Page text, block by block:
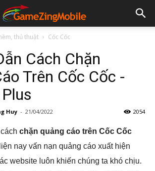
thủ thuật Cốc Cốc
Cách Chặn
Trên Cốc Cốc -
Huy - 21/04/2022 2054
chặn quảng cáo trên Cốc Cốc
nay vấn nạn quảng cáo xuất hiện
website luôn khiến chúng ta khó chịu.